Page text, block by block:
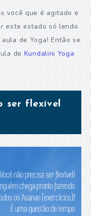
você que é agitado e
este estado só lendo
de Yoga! Então se
de Kundalini Yoga
ser flexível